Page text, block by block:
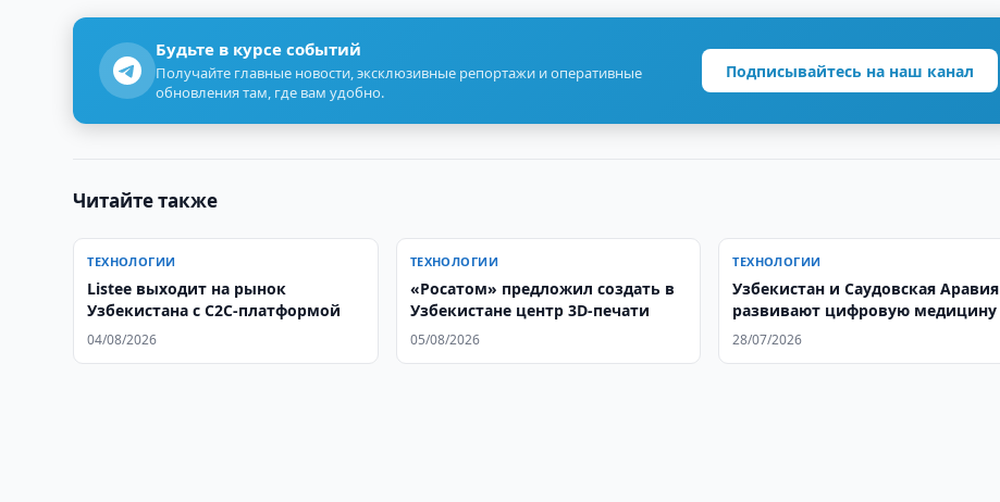
Будьте в курсе событий
Получайте главные новости, эксклюзивные репортажи и оперативные
обновления там, где вам удобно.
Подписывайтесь на наш канал
Читайте также
ТЕХНОЛОГИИ
Listee выходит на рынок
Узбекистана с C2C-платформой
04/08/2026
ТЕХНОЛОГИИ
«Росатом» предложил создать в
Узбекистане центр 3D-печати
05/08/2026
ТЕХНОЛОГИИ
Узбекистан и Саудовская Аравия
развивают цифровую медицину
28/07/2026